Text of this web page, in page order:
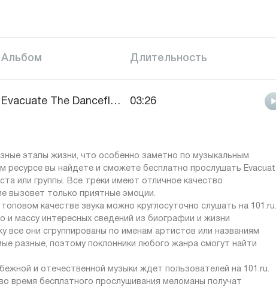
Альбом Длительность
Evacuate The Dancefloor 03:26
этапы жизни, что особенно заметно по музыкальным
ресурсе вы найдете и сможете бесплатно прослушать
или группы. Все треки имеют отличное качество
вызовет только приятные эмоции.
качестве звука можно круглосуточно слушать на 101.ru.
и массу интересных сведений из биографии и жизни
все они сгруппированы по именам артистов или названиям
разные, поэтому поклонники любого жанра смогут найти
и отечественной музыки ждет пользователей на 101.ru.
время бесплатного прослушивания меломаны получат